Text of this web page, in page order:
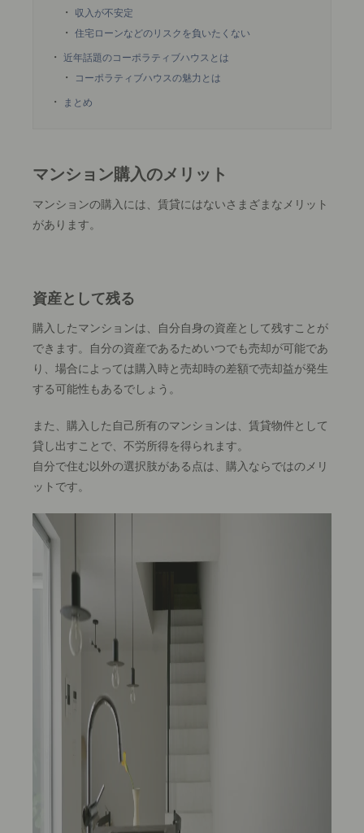
収入が不安定
住宅ローンなどのリスクを負いたくない
近年話題のコーポラティブハウスとは
コーポラティブハウスの魅力とは
まとめ
マンション購入のメリット
マンションの購入には、賃貸にはないさまざまなメリット
があります。
資産として残る
購入したマンションは、自分自身の資産として残すことが
できます。自分の資産であるためいつでも売却が可能であ
り、場合によっては購入時と売却時の差額で売却益が発生
する可能性もあるでしょう。
また、購入した自己所有のマンションは、賃貸物件として
貸し出すことで、不労所得を得られます。
自分で住む以外の選択肢がある点は、購入ならではのメリ
ットです。